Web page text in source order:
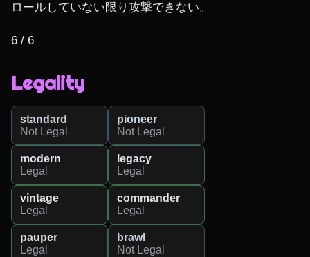
ロールしていない限り攻撃できない。
6 / 6
Legality
standard
Not Legal
pioneer
Not Legal
modern
Legal
legacy
Legal
vintage
Legal
commander
Legal
pauper
Legal
brawl
Not Legal